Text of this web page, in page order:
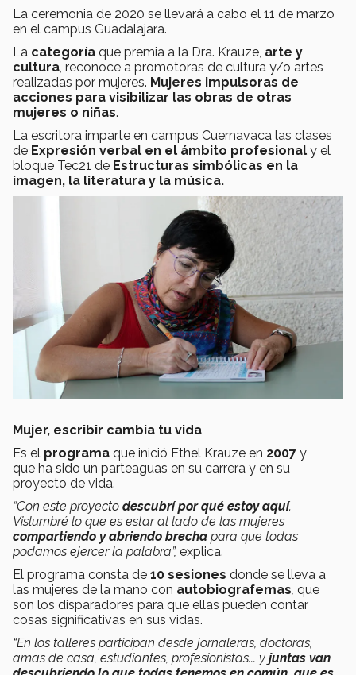
La ceremonia de 2020 se llevará a cabo el 11 de marzo
en el campus Guadalajara.
La categoría que premia a la Dra. Krauze, arte y
cultura, reconoce a promotoras de cultura y/o artes
realizadas por mujeres. Mujeres impulsoras de
acciones para visibilizar las obras de otras
mujeres o niñas.
La escritora imparte en campus Cuernavaca las clases
de Expresión verbal en el ámbito profesional y el
bloque Tec21 de Estructuras simbólicas en la
imagen, la literatura y la música.
Mujer, escribir cambia tu vida
Es el programa que inició Ethel Krauze en 2007 y
que ha sido un parteaguas en su carrera y en su
proyecto de vida.
“Con este proyecto descubrí por qué estoy aquí.
Vislumbré lo que es estar al lado de las mujeres
compartiendo y abriendo brecha para que todas
podamos ejercer la palabra”, explica.
El programa consta de 10 sesiones donde se lleva a
las mujeres de la mano con autobiografemas, que
son los disparadores para que ellas pueden contar
cosas significativas en sus vidas.
“En los talleres participan desde jornaleras, doctoras,
amas de casa, estudiantes, profesionistas... y juntas van